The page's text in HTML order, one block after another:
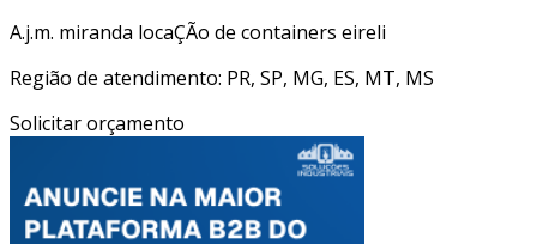
A.j.m. miranda locaÇÃo de containers eireli
Região de atendimento: PR, SP, MG, ES, MT, MS
Solicitar orçamento